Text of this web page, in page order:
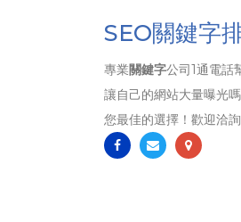
SEO關鍵字
專業關鍵字公司1通電話
讓自己的網站大量曝光
您最佳的選擇！歡迎洽詢